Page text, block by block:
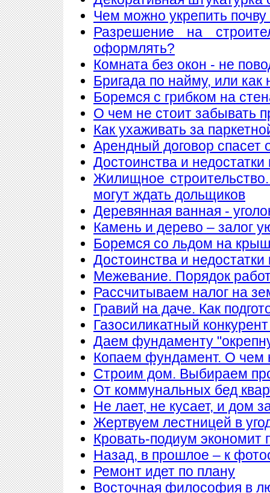
Чем можно укрепить почву
Разрешение на
оформлять?
Комната без окон - не
Бригада по найму, или как
Боремся с грибком на
О чем не стоит забывать
Как ухаживать за
Арендный договор спасет
Достоинства и
Жилищное
могут ждать дольщиков
Деревянная ванная -
Камень и дерево – залог
Боремся со льдом на
Достоинства и
Межевание. Порядок
Рассчитываем налог на
Гравий на даче. Как
Газосиликатный
Даем фундаменту
Копаем фундамент. О чем
Строим дом. Выбираем
От коммунальных бед
Не лает, не кусает, и дом
Жертвуем лестницей в
Кровать-подиум экономит
Назад, в прошлое – к
Ремонт идет по плану
Восточная философия в